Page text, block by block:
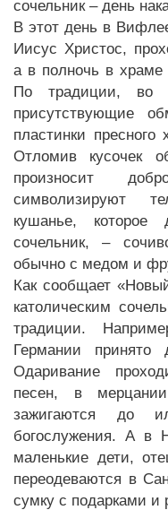
сочельник – день
В этот день в
Иисус Христос,
а в полночь в храме
По традиции, во
присутствующие
пластинки
Отломив кусочек
произносит
символизируют
кушанье,
сочельник, –
обычно с медом и
Как сообщает
католическим
традиции.
Германии принято
Одаривание
песен, в
зажигаются до
богослужения. А в
маленькие дети,
переодеваются в
сумку с подарками и